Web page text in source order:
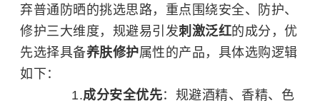
弃普通防晒的挑选思路，重点围绕安全、防护、
修护三大维度，规避易引发刺激泛红的成分，优
先选择具备养肤修护属性的产品，具体选购逻辑
如下：
成分安全优先：规避酒精、香精、色